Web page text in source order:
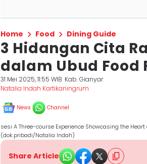
Home Food Dining Guide
3 Hidangan Cita
dalam Ubud Food
31 Mei 2025, 11:55 WIB Kab. Gianyar
Natalia Indah Kartikaningrum
News Channel
sesi A Three-course Experience Showcasing the
(dok.pribadi/Natalia Indah)
Share Article